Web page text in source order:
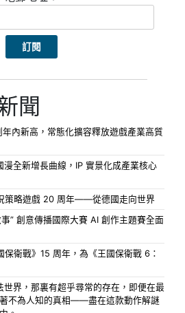
聞
內新高，常態化擴容釋放遊戲產業高質
漫全新增長曲線，IP 實景化成產業核心
策略遊戲 20 周年——從德國走向世界
” 創意傳播國際大賽 AI 創作主題賽全面
衛戰》15 周年，為《王國保衛戰 6：
世界，那裏有超乎尋常的存在，即便在最
不為人知的真相——盡在這款動作解謎